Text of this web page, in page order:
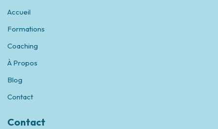
Accueil
Formations
Coaching
À Propos
Blog
Contact
Contact